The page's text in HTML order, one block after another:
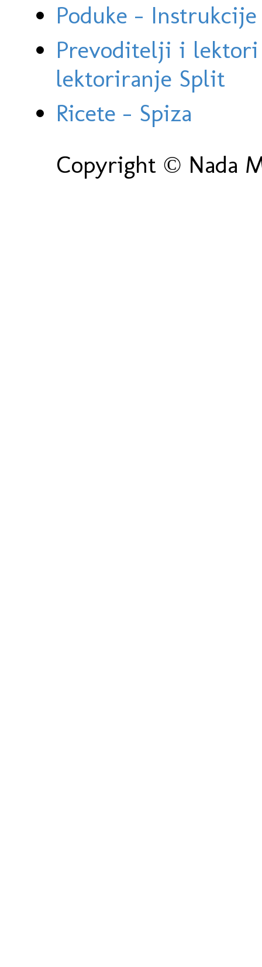
Poduke -
Prevoditelji i
lektoriranje Split
Ricete - Spiza
Copyright © Nada